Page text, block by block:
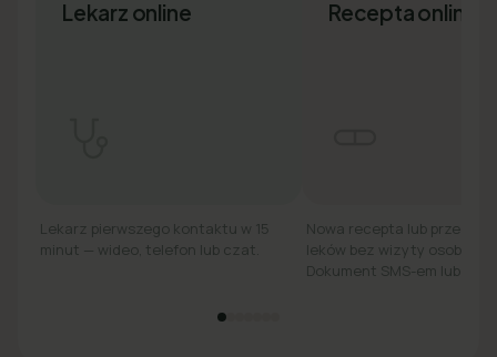
Lekarz online
Lekarz pierwszego kontaktu w 15
minut — wideo, telefon lub czat.
Recepta online
Nowa recepta lub
leków bez wizyty osobiście.
Dokument SMS-em lub e-